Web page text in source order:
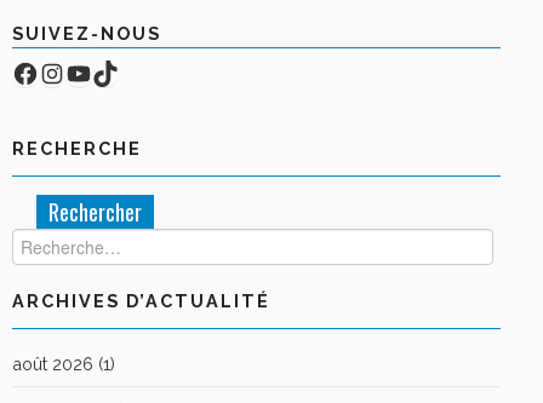
SUIVEZ-NOUS
Facebook
Compte Instagram
YouTube
TikTok
RECHERCHE
Rechercher :
ARCHIVES D’ACTUALITÉ
août 2026 (1)